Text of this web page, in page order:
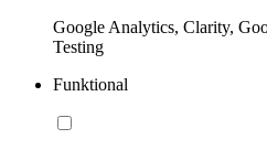
Google Analytics, Clarity,
Testing
Funktional